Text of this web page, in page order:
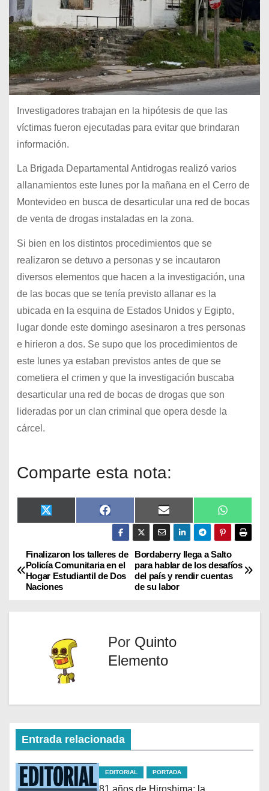
Investigadores trabajan en la hipótesis de que las
víctimas fueron ejecutadas para evitar que brindaran
información.
La Brigada Departamental Antidrogas realizó varios
allanamientos este lunes por la mañana en el Cerro de
Montevideo en busca de desarticular una red de bocas
de venta de drogas instaladas en la zona.
Si bien en los distintos procedimientos que se
realizaron se detuvo a personas y se incautaron
diversos elementos que hacen a la investigación, una
de las bocas que se tenía previsto allanar es la
ubicada en la esquina de Estados Unidos y Egipto,
lugar donde este domingo asesinaron a tres personas
e hirieron a dos. Se supo que los procedimientos de
este lunes ya estaban previstos antes de que se
cometiera el crimen y que la investigación buscaba
desarticular una red de bocas de drogas que son
lideradas por un clan criminal que opera desde la
cárcel.
Comparte esta nota:
X
(
i
t
e
r
F
a
e
b
o
o
k
E
m
i
l
W
h
t
s
A
p
p
Bordaberry llega a Salto
para hablar de los desafíos
del país y rendir cuentas
de su labor
Finalizaron los talleres de
Policía Comunitaria en el
Hogar Estudiantil de Dos
Naciones
Por Quinto
Elemento
Entrada relacionada
EDITORIAL PORTADA
81 años de Hiroshima: la